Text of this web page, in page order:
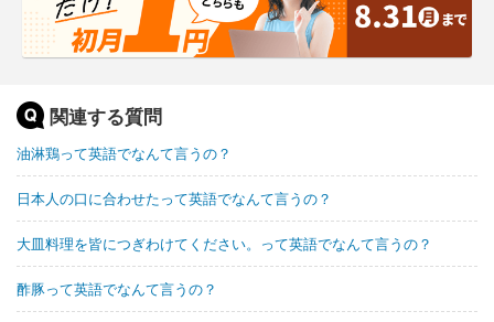
関連する質問
油淋鶏って英語でなんて言うの？
日本人の口に合わせたって英語でなんて言うの？
大皿料理を皆につぎわけてください。って英語でなんて言うの？
酢豚って英語でなんて言うの？